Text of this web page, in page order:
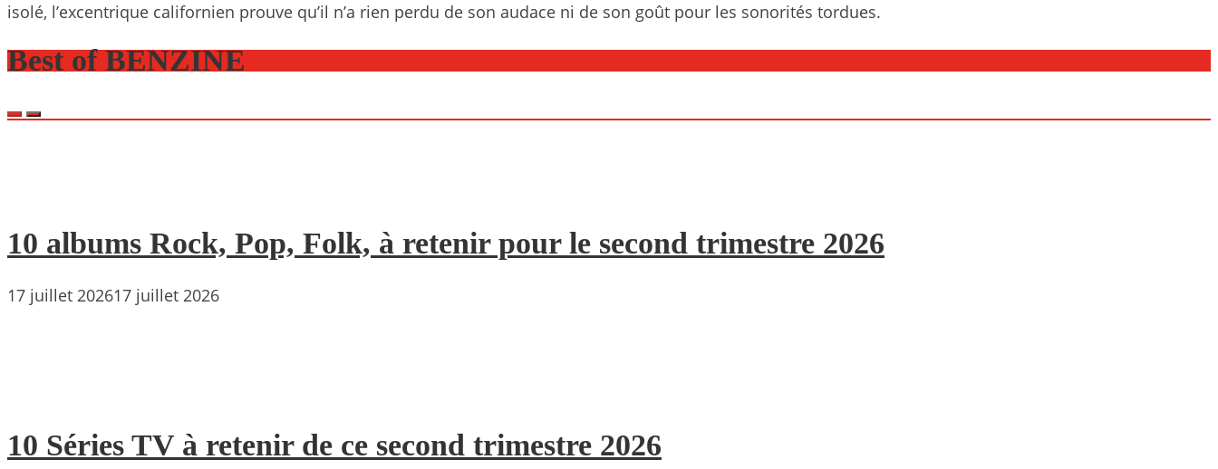
isolé, l’excentrique californien prouve qu’il n’a rien perdu de son audace ni de son goût pour les sonorités tordues.
Best of BENZINE
10 albums Rock, Pop, Folk, à retenir pour le second trimestre 2026
17 juillet 202617 juillet 2026
10 Séries TV à retenir de ce second trimestre 2026